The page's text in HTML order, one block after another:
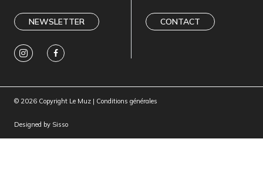
NEWSLETTER CONTACT
© 2026 Copyright Le Muz | Conditions générales
Designed by Sisso